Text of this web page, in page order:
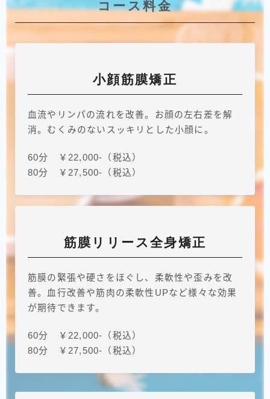
コース料金
小顔筋膜矯正
血流やリンパの流れを改善。お顔の左右差を解
消。むくみのないスッキリとした小顔に。
60分 ￥22,000-（税込）
80分 ￥27,500-（税込）
筋膜リリース全身矯正
筋膜の緊張や硬さをほぐし、柔軟性や歪みを改
善。血行改善や筋肉の柔軟性UPなど様々な効果
が期待できます。
60分 ￥22,000-（税込）
80分 ￥27,500-（税込）